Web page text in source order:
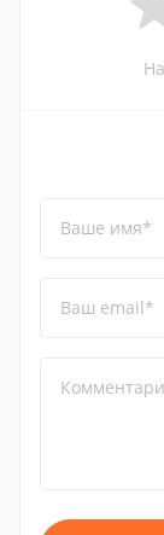
Ваше имя*
Ваш email*